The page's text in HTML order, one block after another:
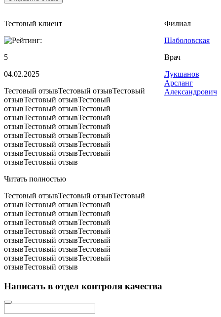
Тестовый клиент
5
04.02.2025
Тестовый отзывТестовый отзывТестовый
отзывТестовый отзывТестовый
отзывТестовый отзывТестовый
отзывТестовый отзывТестовый
отзывТестовый отзывТестовый
отзывТестовый отзывТестовый
отзывТестовый отзывТестовый
отзывТестовый отзывТестовый
отзывТестовый отзыв
Читать полностью
Тестовый отзывТестовый отзывТестовый
отзывТестовый отзывТестовый
отзывТестовый отзывТестовый
отзывТестовый отзывТестовый
отзывТестовый отзывТестовый
отзывТестовый отзывТестовый
отзывТестовый отзывТестовый
отзывТестовый отзывТестовый
отзывТестовый отзыв
Филиал
Шаболовская
Врач
Лукшанов
Арсланг
Александрович
Написать в отдел контроля качества